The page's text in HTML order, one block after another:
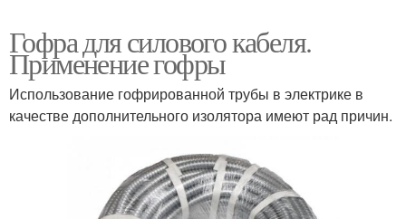
Гофра для силового кабеля.
Применение гофры
Использование гофрированной трубы в электрике в
качестве дополнительного изолятора имеют рад причин.